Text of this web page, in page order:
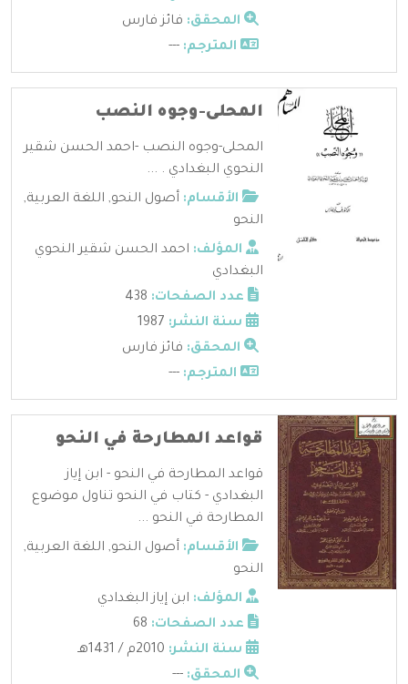
المحقق: فائز فارس
المترجم: ---
المحلى-وجوه النصب
المحلى-وجوه النصب -احمد الحسن شقير
النحوي البغدادي . ...
الأقسام: أصول النحو, اللغة العربية,
النحو
المؤلف: احمد الحسن شقير النحوي
البغدادي
عدد الصفحات:
سنة النشر:
المحقق: فائز فارس
المترجم: ---
قواعد المطارحة في النحو
قواعد المطارحة في النحو - ابن إياز
البغدادي - كتاب في النحو تناول موضوع
المطارحة في النحو ...
الأقسام: أصول النحو, اللغة العربية,
النحو
المؤلف: ابن إياز البغدادي
عدد الصفحات:
سنة النشر:
المحقق: ---